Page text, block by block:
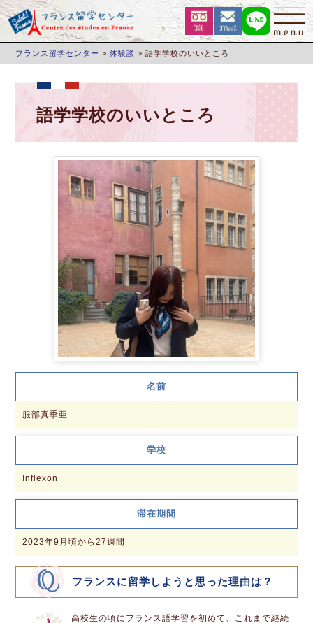
フランス留学センター >体験談 >語学学校のいいところ
語学学校のいいところ
名前
服部真季亜
学校
Inflexon
滞在期間
2023年9月頃から27週間
フランスに留学しようと思った理由は？
高校生の頃にフランス語学習を初めて、これまで継続